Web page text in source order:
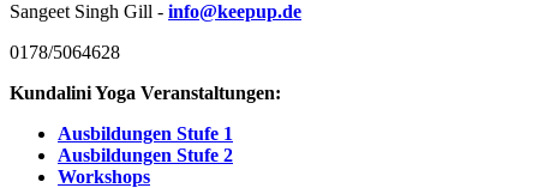
Sangeet Singh Gill - info@keepup.de
0178/5064628
Kundalini Yoga Veranstaltungen:
Ausbildungen Stufe 1
Ausbildungen Stufe 2
Workshops